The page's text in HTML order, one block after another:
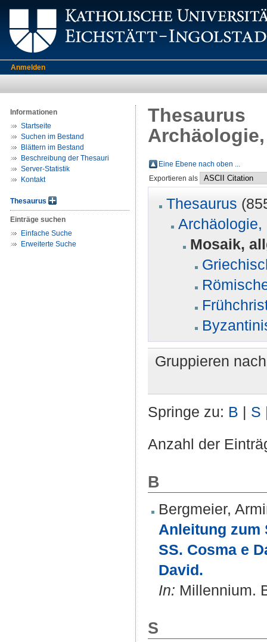
Anmelden
Informationen
Startseite
Suchen im Bestand
Blättern im Bestand
Beschreibung der Thesauri
Server-Statistik
Kontakt
Thesaurus
Einträge suchen
Einfache Suche
Erweiterte Suche
Thesaurus
Eine Ebene nach oben ...
Exportieren als
Thesaurus
Archäologie,
Mosaik,
Gruppieren
Springe zu: B | S
Anzahl der
B
Bergmeier,
Anleitung zum
SS. Cosma e
David.
In: Millennium.
S